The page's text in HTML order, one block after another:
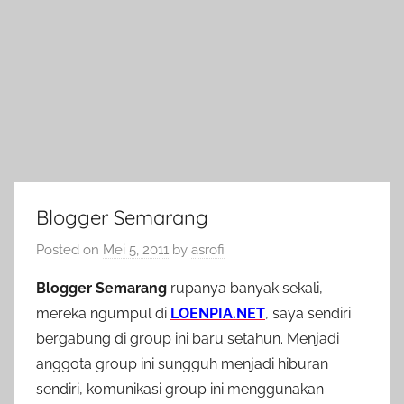
Blogger Semarang
Posted on Mei 5, 2011 by asrofi
Blogger Semarang rupanya banyak sekali,
mereka ngumpul di LOENPIA.NET, saya sendiri
bergabung di group ini baru setahun. Menjadi
anggota group ini sungguh menjadi hiburan
sendiri, komunikasi group ini menggunakan